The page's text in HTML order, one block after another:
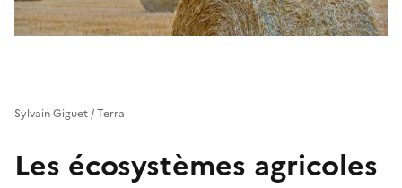
Sylvain Giguet / Terra
Les écosystèmes agricoles